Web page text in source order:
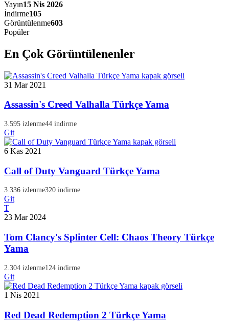
Yayın15 Nis 2026
İndirme105
Görüntülenme603
Popüler
En Çok Görüntülenenler
31 Mar 2021
Assassin's Creed Valhalla Türkçe Yama
3.595 izlenme44 indirme
Git
6 Kas 2021
Call of Duty Vanguard Türkçe Yama
3.336 izlenme320 indirme
Git
T
23 Mar 2024
Tom Clancy's Splinter Cell: Chaos Theory Türkçe
Yama
2.304 izlenme124 indirme
Git
1 Nis 2021
Red Dead Redemption 2 Türkçe Yama